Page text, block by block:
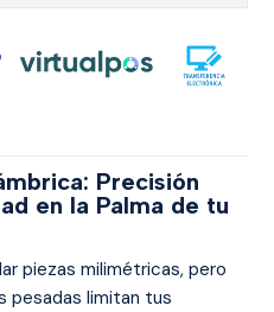
Precisión
en la Palma de tu
piezas milimétricas, pero
pesadas limitan tus